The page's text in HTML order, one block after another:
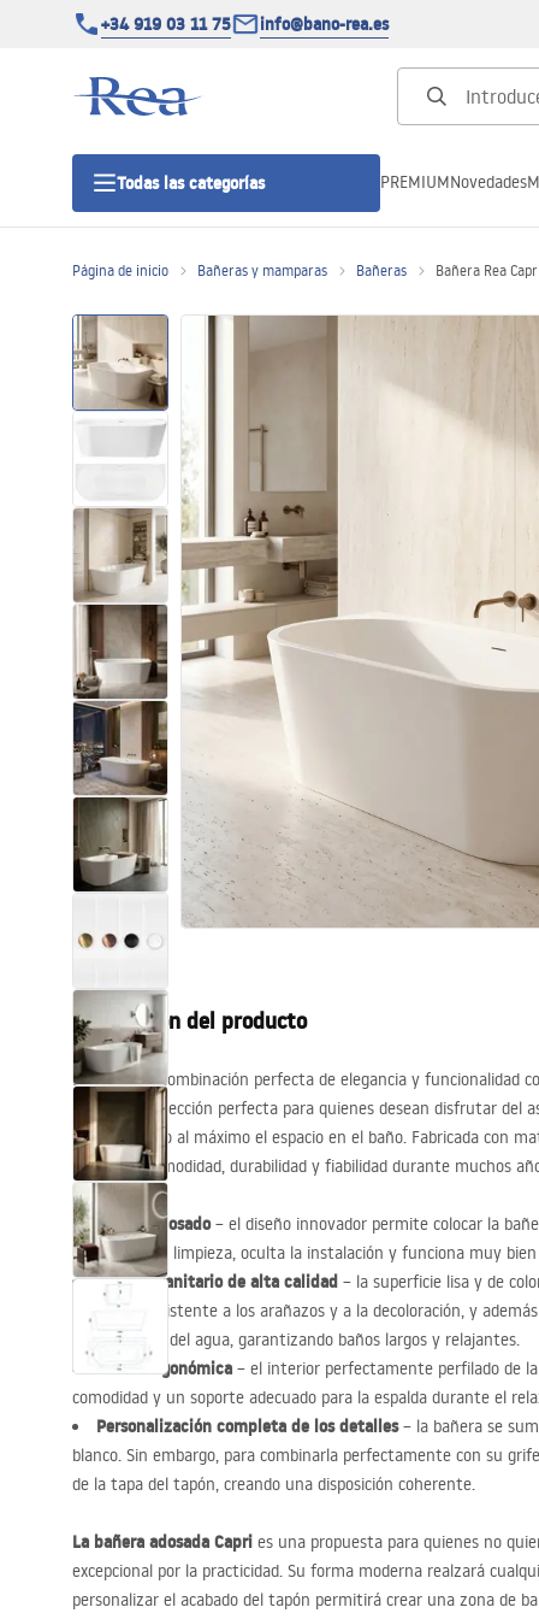
+34 919 03 11 75 info@bano-rea.es
Todas las categorías
Puertas de ducha
Platos de ducha
Drenajes lineales
Inodoro, Bidé
Lavabos
Bañeras y mamparas
Grifería
PREMIUMNovedades
Página de inicio Bañeras y mamparas Bañeras Bañera Rea
Descripción del producto
Descubra la combinación perfecta de elegancia y funcionalidad
Capri. Es la elección perfecta para quienes desean disfrutar del
aprovechando al máximo el espacio en el baño. Fabricada con
garantiza comodidad, durabilidad y fiabilidad durante muchos
Diseño adosado– el diseño innovador permite colocar la
que facilita la limpieza, oculta la instalación y funciona muy
Acrílico sanitario de alta calidad – la superficie lisa y de
duradera, resistente a los arañazos y a la decoloración, y
temperatura del agua, garantizando baños largos y relajantes.
Forma ergonómica – el interior perfectamente perfilado de
comodidad y un soporte adecuado para la espalda durante el
Personalización completa de los detalles– la bañera se
blanco. Sin embargo, para combinarla perfectamente con su
de la tapa del tapón, creando una disposición coherente.
La bañera adosada Capri es una propuesta para quienes no
excepcional por la practicidad. Su forma moderna realzará
personalizar el acabado del tapón permitirá crear una zona de